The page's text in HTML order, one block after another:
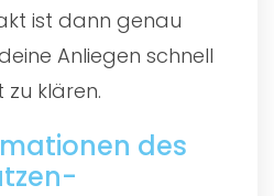
ist dann genau
Anliegen schnell
klären.
des